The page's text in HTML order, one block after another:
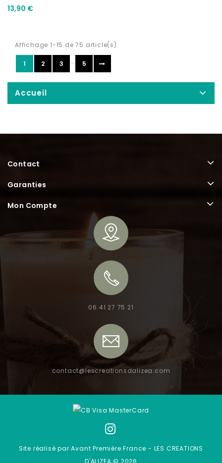
13,90 €
Affichage 1-15 de 75 article(s)
1 2 3 … 5
Accueil
Contact
Garanties
Mon Compte
06 41 27 75 21
contact@lescreationsdalizea.com
Site réalisé par Avant Première France - LES CREATIONS
D'ALIZEA © 2026